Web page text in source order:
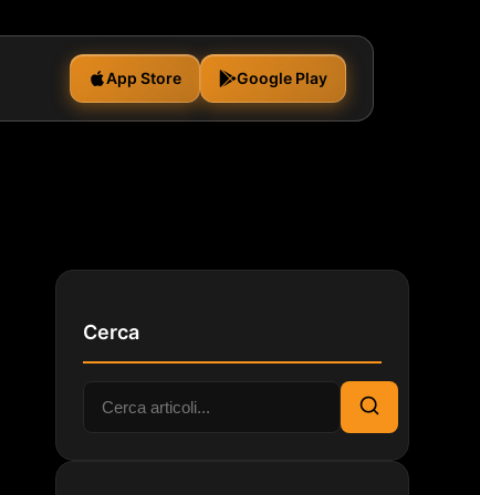
App Store Google Play
Cerca
Cerca:
Cerca